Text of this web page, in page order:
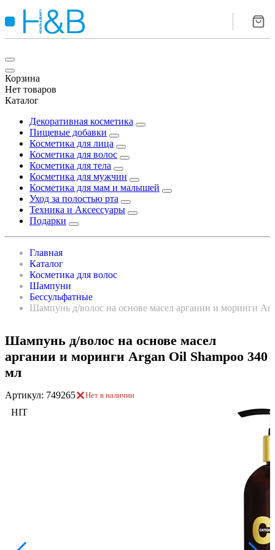
Корзина
Нет товаров
Каталог
Декоративная косметика
Пищевые добавки
Косметика для лица
Косметика для волос
Косметика для тела
Косметика для мужчин
Косметика для мам и малышей
Уход за полостью рта
Техника и Аксессуары
Подарки
Главная
Каталог
Косметика для волос
Шампуни
Бессульфатные
Шампунь д/волос на основе масел аргании и моринги
Шампунь д/волос на основе масел
аргании и моринги Argan Oil Shampoo 340
мл
Артикул: 749265 Нет в наличии
HIT